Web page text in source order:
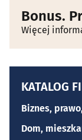
Bonus.
Więcej
KATALOG
Biznes,
Dom,